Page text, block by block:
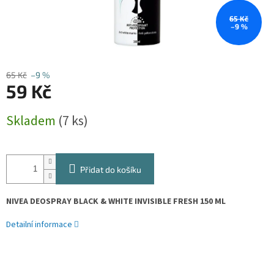
65 Kč
–9 %
65 Kč –9 %
59 Kč
cena:
Skladem (7 ks)
Přidat do košíku
NIVEA DEOSPRAY BLACK & WHITE INVISIBLE FRESH 150 ML
Detailní informace